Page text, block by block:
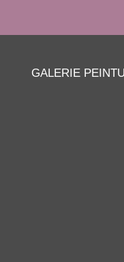
GALERIE